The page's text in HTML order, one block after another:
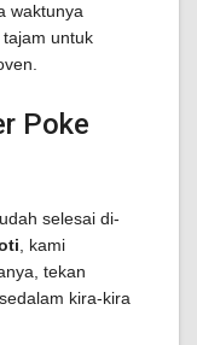
waktunya
untuk
Poke
selesai di-
, kami
tekan
kira-kira